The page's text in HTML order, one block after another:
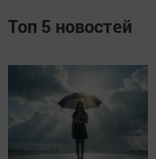
Топ 5 новостей